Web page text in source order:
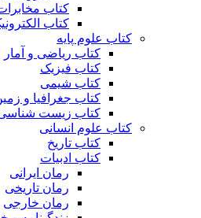
کتاب
کتاب
کتاب علوم پایه
کتاب ریاضی و آمار
کتاب فیزیک
کتاب شیمی
کتاب جغرافیا و
کتاب زیست
کتاب علوم انسانی
کتاب تاریخ
کتاب ادبیات
رمان ایرانی
رمان تاریخی
رمان خارجی